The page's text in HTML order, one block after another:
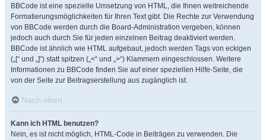
BBCode ist eine spezielle Umsetzung von HTML, die Ihnen weitreichende
Formatierungsmöglichkeiten für Ihren Text gibt. Die Rechte zur Verwendung
von BBCode werden durch die Board-Administration vergeben, können
jedoch auch durch Sie für jeden einzelnen Beitrag deaktiviert werden.
BBCode ist ähnlich wie HTML aufgebaut, jedoch werden Tags von eckigen
(„[“ und „]“) statt spitzen („<“ und „>“) Klammern eingeschlossen. Weitere
Informationen zu BBCode finden Sie auf einer speziellen Hilfe-Seite, die
von der Seite zur Beitragserstellung aus zugänglich ist.
Nach oben
Kann ich HTML benutzen?
Nein, es ist nicht möglich, HTML-Code in Beiträgen zu verwenden. Die